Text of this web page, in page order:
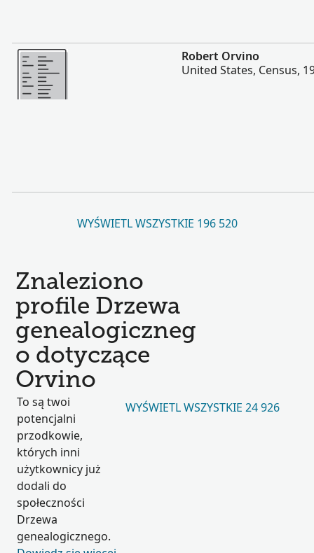
Więcej
Robert Orvino
United States, Census,
WYŚWIETL WSZYSTKIE 196 520
Znaleziono
profile Drzewa
genealogiczneg
o dotyczące
Orvino
To są twoi
potencjalni
przodkowie,
których inni
użytkownicy już
dodali do
społeczności
Drzewa
genealogicznego.
WYŚWIETL WSZYSTKIE 24 926